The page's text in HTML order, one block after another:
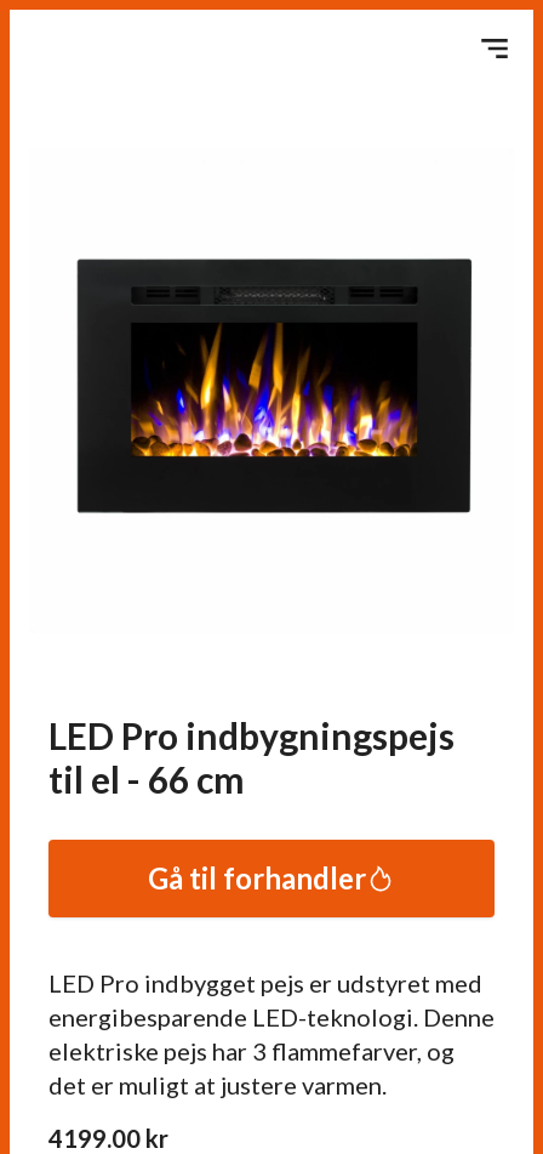
LED Pro indbygningspejs
til el - 66 cm
LED Pro indbygget pejs er udstyret med
energibesparende LED-teknologi. Denne
elektriske pejs har 3 flammefarver, og
det er muligt at justere varmen.
4199.00 kr
Gå til forhandler